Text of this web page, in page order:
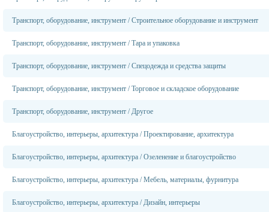
Транспорт, оборудование, инструмент /Строительное оборудование и инструмент
Транспорт, оборудование, инструмент /Тара и упаковка
Транспорт, оборудование, инструмент /Спецодежда и средства защиты
Транспорт, оборудование, инструмент /Торговое и складское оборудование
Транспорт, оборудование, инструмент /Другое
Благоустройство, интерьеры, архитектура /Проектирование, архитектура
Благоустройство, интерьеры, архитектура /Озеленение и благоустройство
Благоустройство, интерьеры, архитектура /Мебель, материалы, фурнитура
Благоустройство, интерьеры, архитектура /Дизайн, интерьеры